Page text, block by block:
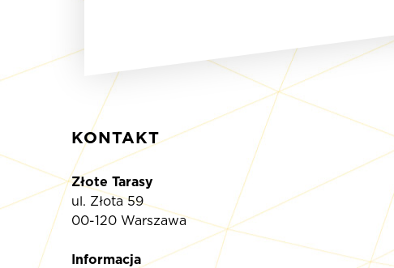
KONTAKT
Złote Tarasy
ul. Złota 59
00-120 Warszawa
Informacja